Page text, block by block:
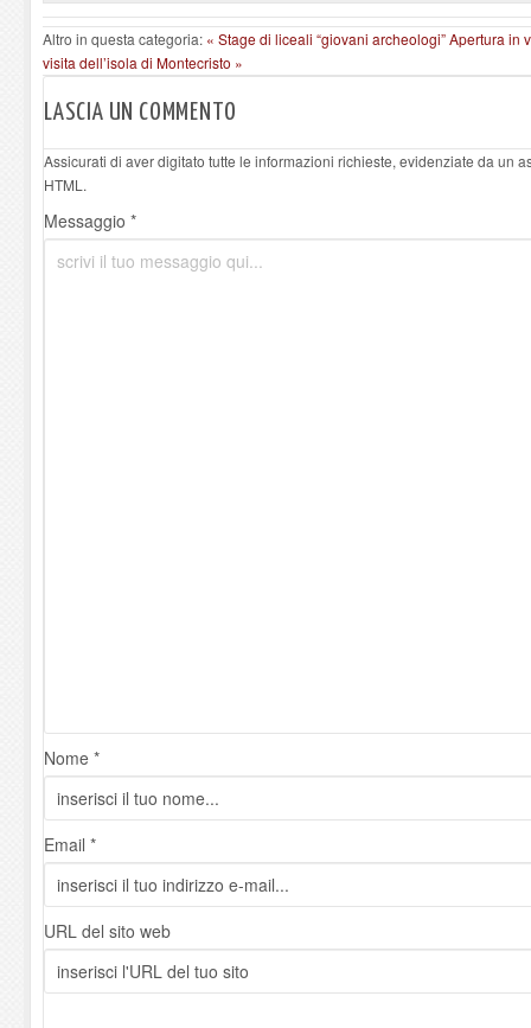
Altro in questa categoria: « Stage di liceali “giovani archeologi”Apertura in
visita dell’isola di Montecristo »
LASCIA UN COMMENTO
Assicurati di aver digitato tutte le informazioni richieste, evidenziate da un
HTML.
Messaggio *
Nome *
Email *
URL del sito web